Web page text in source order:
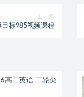
上一篇
标985视频课程
高二英语 二轮尖